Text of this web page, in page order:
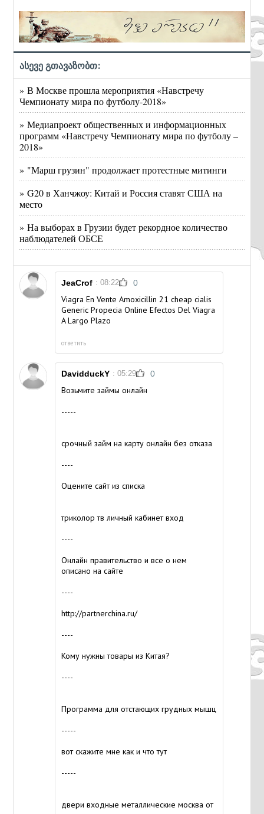
ასევე გთავაზობთ:
» В Москве прошла мероприятия «Навстречу
Чемпионату мира по футболу-2018»
» Медиапроект общественных и информационных
программ «Навстречу Чемпионату мира по футболу –
2018»
» "Марш грузин" продолжает протестные митинги
» G20 в Ханчжоу: Китай и Россия ставят США на
место
» На выборах в Грузии будет рекордное количество
наблюдателей ОБСЕ
JeaCrof : 08:22 0
Viagra En Vente Amoxicillin 21cheap cialis
Generic Propecia Online Efectos Del Viagra
A Largo Plazo
ответить
DavidduckY : 05:29 0
Возьмите займы онлайн
-----
срочный займ на карту онлайн без отказа
----
Оцените сайт из списка
триколор тв личный кабинет вход
----
Онлайн правительство и все о нем
описано на сайте
----
http://partnerchina.ru/
----
Кому нужны товары из Китая?
----
Программа для отстающих грудных мышц
-----
вот скажите мне как и что тут
-----
двери входные металлические москва от